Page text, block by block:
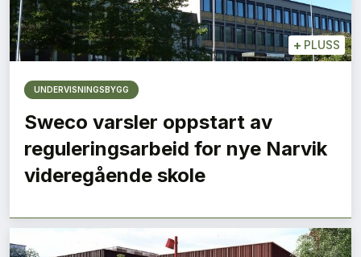
+ PLUSS
UNDERVISNINGSBYGG
Sweco varsler oppstart av
reguleringsarbeid for nye Narvik
videregående skole